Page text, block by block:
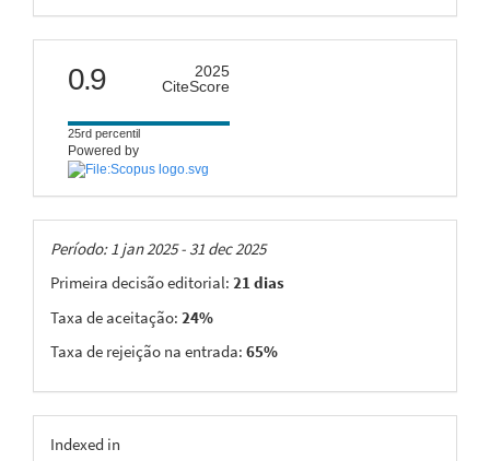
citescore
0.9
2025
CiteScore
25rd percentil
Powered by
Taxas
Período: 1 jan 2025 - 31 dec 2025
Primeira decisão editorial: 21 dias
Taxa de aceitação: 24%
Taxa de rejeição na entrada: 65%
indexing
Indexed in